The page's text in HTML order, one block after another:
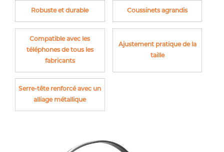
Robuste et durable Coussinets agrandis
Compatible avec les
téléphones de tous les
fabricants
Ajustement pratique de la
taille
Serre-tête renforcé avec un
alliage métallique